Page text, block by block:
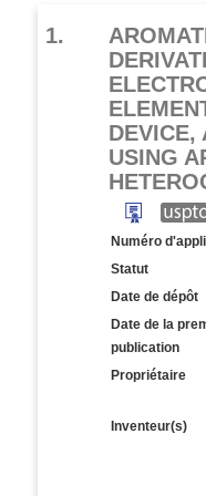
1.
DEVICE,
USING
Numéro
Statut
Date de dépôt
Date de la
publication
Propriétaire
Inventeur(s)